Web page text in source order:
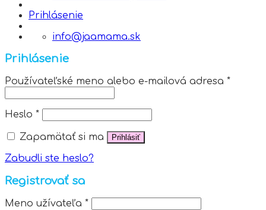
Prihlásenie
info@jaamama.sk
Prihlásenie
Používateľské meno alebo e-mailová adresa *
Heslo *
Zapamätať si ma Prihlásiť
Zabudli ste heslo?
Registrovať sa
Meno užívateľa *